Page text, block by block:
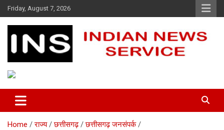
Skip
to
content
Friday, August 7, 2026
Indian News Service
Home राज्य छत्तीसगढ़
छत्तीसगढ़ जनसंपर्क